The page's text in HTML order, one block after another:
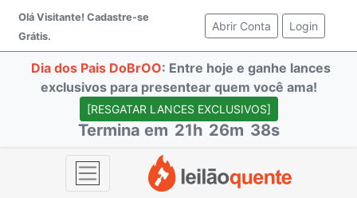
Olá Visitante! Cadastre-se
Grátis.
Abrir Conta (current)
Login
Dia dos Pais DoBrOO: Entre hoje e ganhe lances
exclusivos para presentear quem você ama!
[RESGATAR LANCES EXCLUSIVOS]
Termina em 21h 26m 38s